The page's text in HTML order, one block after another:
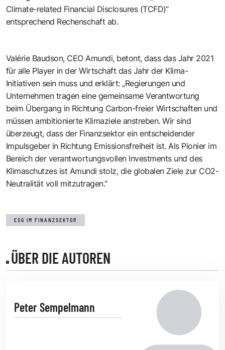
Climate-related Financial Disclosures (TCFD)“
entsprechend Rechenschaft ab.
Valérie Baudson, CEO Amundi, betont, dass das Jahr 2021
für alle Player in der Wirtschaft das Jahr der Klima-
Initiativen sein muss und erklärt: „Regierungen und
Unternehmen tragen eine gemeinsame Verantwortung
beim Übergang in Richtung Carbon-freier Wirtschaften und
müssen ambitionierte Klimaziele anstreben. Wir sind
überzeugt, dass der Finanzsektor ein entscheidender
Impulsgeber in Richtung Emissionsfreiheit ist. Als Pionier im
Bereich der verantwortungsvollen Investments und des
Klimaschutzes ist Amundi stolz, die globalen Ziele zur CO2-
Neutralität voll mitzutragen."
ESG IM FINANZSEKTOR
ÜBER DIE AUTOREN
Peter Sempelmann